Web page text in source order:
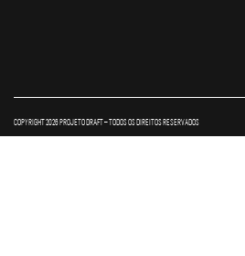
COPYRIGHT 2026 PROJETO DRAFT – TODOS OS DIREITOS RESERVADOS